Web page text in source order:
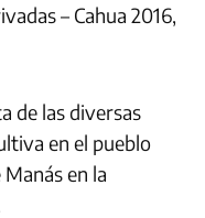
– Cahua 2016,
de las diversas
en el pueblo
en la